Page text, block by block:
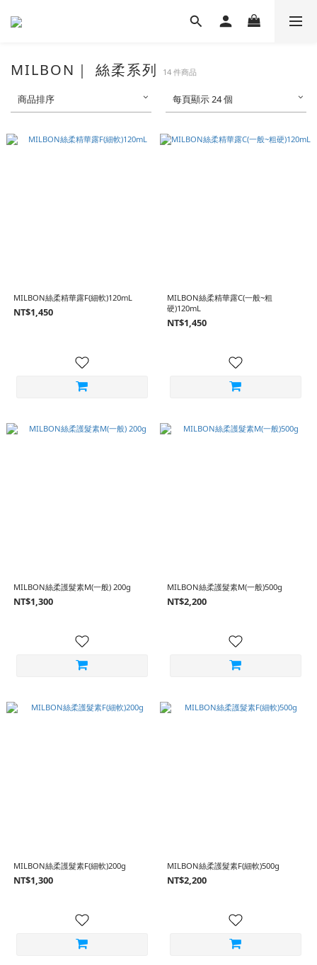
MILBON｜ 絲柔系列 14 件商品
商品排序 每頁顯示 24 個
MILBON絲柔精華露F(細軟)120mL
NT$1,450
MILBON絲柔精華露C(一般~粗
硬)120mL
NT$1,450
MILBON絲柔護髮素M(一般) 200g
NT$1,300
MILBON絲柔護髮素M(一般)500g
NT$2,200
MILBON絲柔護髮素F(細軟)200g
NT$1,300
MILBON絲柔護髮素F(細軟)500g
NT$2,200